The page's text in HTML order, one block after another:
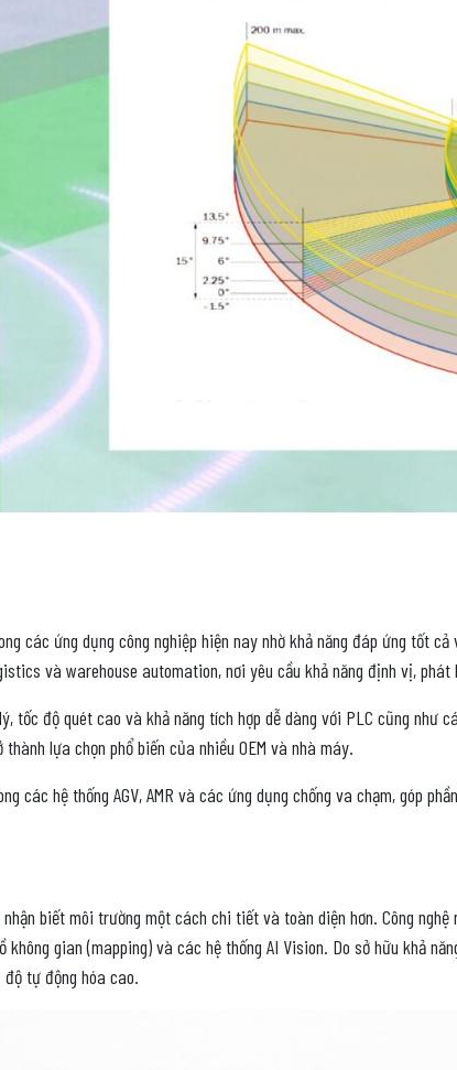
các ứng dụng công nghiệp hiện nay nhờ khả năng đáp ứng tốt
và warehouse automation, nơi yêu cầu khả năng định vị,
tốc độ quét cao và khả năng tích hợp dễ dàng với PLC cũng như
lựa chọn phổ biến của nhiều OEM và nhà máy.
các hệ thống AGV, AMR và các ứng dụng chống va chạm, góp
biết môi trường một cách chi tiết và toàn diện hơn. Công
gian (mapping) và các hệ thống AI Vision. Do sở hữu khả
tự động hóa cao.